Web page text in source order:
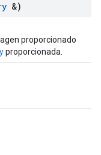
&)
proporcionado
proporcionada.